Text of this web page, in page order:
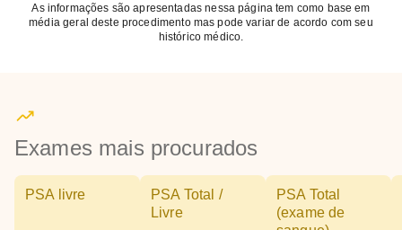
As informações são apresentadas nessa página tem como base em
média geral deste procedimento mas pode variar de acordo com seu
histórico médico.
Exames mais procurados
PSA livre
PSA Total /
Livre
PSA Total
(exame de